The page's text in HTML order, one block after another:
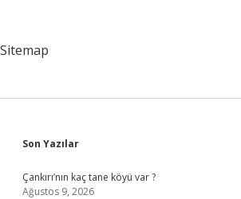
Sitemap
Sidebar
Son Yazılar
Çankırı’nın kaç tane köyü var ?
Ağustos 9, 2026